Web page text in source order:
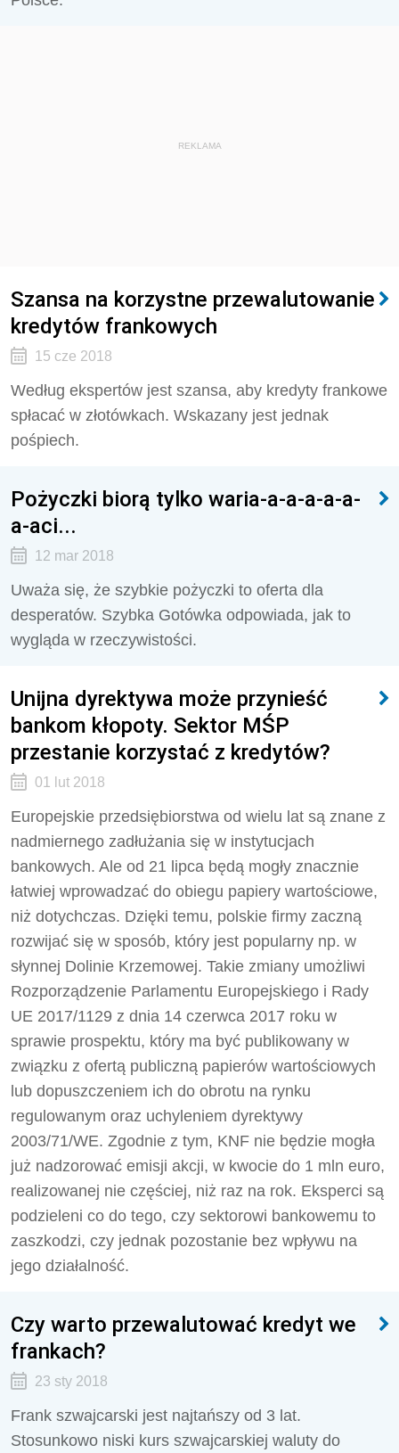
REKLAMA
Szansa na korzystne przewalutowanie
kredytów frankowych
15 cze 2018
Według ekspertów jest szansa, aby kredyty frankowe
spłacać w złotówkach. Wskazany jest jednak
pośpiech.
Pożyczki biorą tylko waria-a-a-a-a-a-
a-aci...
12 mar 2018
Uważa się, że szybkie pożyczki to oferta dla
desperatów. Szybka Gotówka odpowiada, jak to
wygląda w rzeczywistości.
Unijna dyrektywa może przynieść
bankom kłopoty. Sektor MŚP
przestanie korzystać z kredytów?
01 lut 2018
Europejskie przedsiębiorstwa od wielu lat są znane z
nadmiernego zadłużania się w instytucjach
bankowych. Ale od 21 lipca będą mogły znacznie
łatwiej wprowadzać do obiegu papiery wartościowe,
niż dotychczas. Dzięki temu, polskie firmy zaczną
rozwijać się w sposób, który jest popularny np. w
słynnej Dolinie Krzemowej. Takie zmiany umożliwi
Rozporządzenie Parlamentu Europejskiego i Rady
UE 2017/1129 z dnia 14 czerwca 2017 roku w
sprawie prospektu, który ma być publikowany w
związku z ofertą publiczną papierów wartościowych
lub dopuszczeniem ich do obrotu na rynku
regulowanym oraz uchyleniem dyrektywy
2003/71/WE. Zgodnie z tym, KNF nie będzie mogła
już nadzorować emisji akcji, w kwocie do 1 mln euro,
realizowanej nie częściej, niż raz na rok. Eksperci są
podzieleni co do tego, czy sektorowi bankowemu to
zaszkodzi, czy jednak pozostanie bez wpływu na
jego działalność.
Czy warto przewalutować kredyt we
frankach?
23 sty 2018
Frank szwajcarski jest najtańszy od 3 lat.
Stosunkowo niski kurs szwajcarskiej waluty do